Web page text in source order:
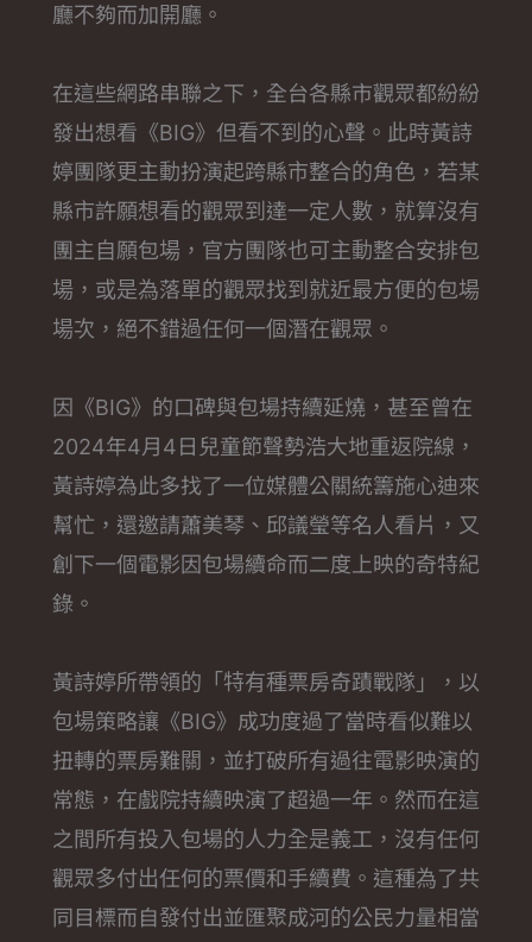
廳不夠而加開廳。
在這些網路串聯之下，全台各縣市觀眾都紛紛
發出想看《BIG》但看不到的心聲。此時黃詩
婷團隊更主動扮演起跨縣市整合的角色，若某
縣市許願想看的觀眾到達一定人數，就算沒有
團主自願包場，官方團隊也可主動整合安排包
場，或是為落單的觀眾找到就近最方便的包場
場次，絕不錯過任何一個潛在觀眾。
因《BIG》的口碑與包場持續延燒，甚至曾在
2024年4月4日兒童節聲勢浩大地重返院線，
黃詩婷為此多找了一位媒體公關統籌施心迪來
幫忙，還邀請蕭美琴、邱議瑩等名人看片，又
創下一個電影因包場續命而二度上映的奇特紀
錄。
黃詩婷所帶領的「特有種票房奇蹟戰隊」，以
包場策略讓《BIG》成功度過了當時看似難以
扭轉的票房難關，並打破所有過往電影映演的
常態，在戲院持續映演了超過一年。然而在這
之間所有投入包場的人力全是義工，沒有任何
觀眾多付出任何的票價和手續費。這種為了共
同目標而自發付出並匯聚成河的公民力量相當